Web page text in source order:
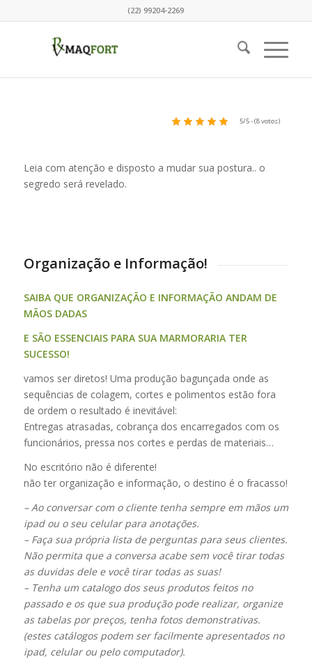
(22) 99204-2269
5/5 - (8 votos)
Leia com atenção e disposto a mudar sua postura.. o
segredo será revelado.
Organização e Informação!
SAIBA QUE ORGANIZAÇÃO E INFORMAÇÃO ANDAM DE
MÃOS DADAS
E SÃO ESSENCIAIS PARA SUA MARMORARIA TER
SUCESSO!
vamos ser diretos! Uma produção bagunçada onde as
sequências de colagem, cortes e polimentos estão fora
de ordem o resultado é inevitável:
Entregas atrasadas, cobrança dos encarregados com os
funcionários, pressa nos cortes e perdas de materiais…
No escritório não é diferente!
não ter organização e informação, o destino é o fracasso!
– Ao conversar com o cliente tenha sempre em mãos um
ipad ou o seu celular para anotações.
– Faça sua própria lista de perguntas para seus clientes.
Não permita que a conversa acabe sem você tirar todas
as duvidas dele e você tirar todas as suas!
– Tenha um catalogo dos seus produtos feitos no
passado e os que sua produção pode realizar, organize
as tabelas por preços, tenha fotos demonstrativas.
(estes catálogos podem ser facilmente apresentados no
ipad, celular ou pelo computador).